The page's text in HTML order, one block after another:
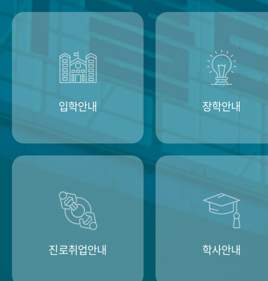
입학안내 장학안내
진로취업안내 학사안내